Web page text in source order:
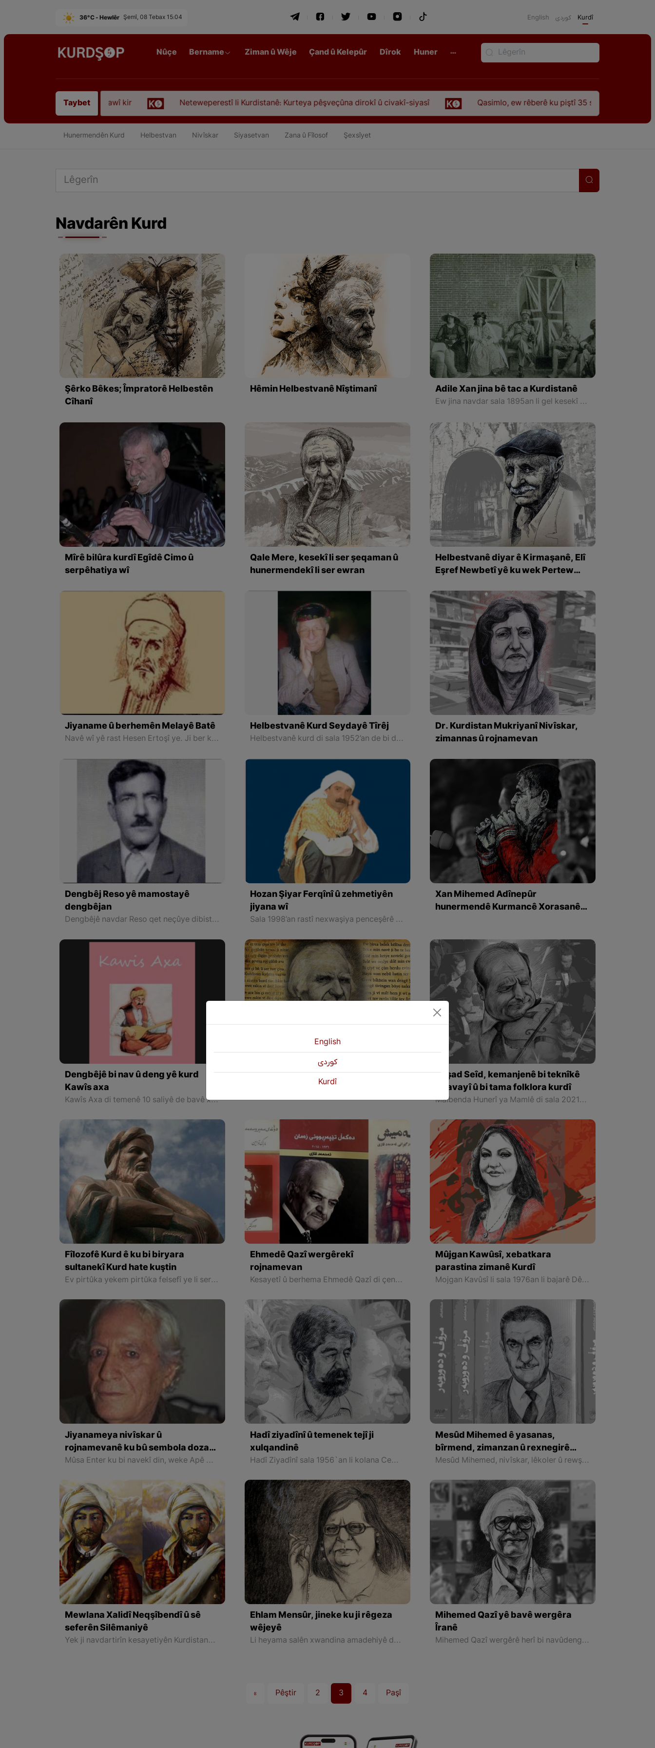
36°C - Hewlêr Şemî, 08 Tebax 15:04 English كوردی Kurdî
Nûçe Bername Ziman û Wêje Çand û Kelepûr Dîrok Huner
Taybet
koça dawî kir Neteweperestî li Kurdistanê: Kurteya pêşveçûna dirokî û civakî-siyasî Qasimlo, ew rêberê ku piştî 35 sal ji şehîdbûna wî hê jî rêbaza
Hunermendên Kurd Helbestvan Nivîskar Siyasetvan Zana û Fîlosof Şexsîyet
Navdarên Kurd
Şêrko Bêkes; Împratorê Helbestên
Cîhanî
Hêmin Helbestvanê Nîştimanî Adile Xan jina bê tac a Kurdistanê
Ew jina navdar sala 1895an li gel kesekî naskirî yê devera Helebcê yê bi navê “Osman” dizewice. Piştî mirina Mehmûd Paşayê Caf serokayetiya eşîra Cafan dikeve stûyê Osman Paşayê Caf û Adîle Xanim jî dibe hevkarê mêrê xwe.
Mîrê bilûra kurdî Egîdê Cimo û
serpêhatiya wî
Qale Mere, kesekî li ser şeqaman û
hunermendekî li ser ewran
Helbestvanê diyar ê Kirmaşanê, Elî
Eşref Newbetî yê ku wek Pertew
Jiyaname û berhemên Melayê Batê
Navê wî yê rast Hesen Ertoşî ye. Ji ber ku di hin helbest û nivîsên xwe nasnavê Melayê Batê bikaraniye her bi wî navî tê nas kirin û bi wî navî tê zanîn.
Helbestvanê Kurd Seydayê Tîrêj
Helbestvanê kurd di sala 1952’an de bi destê hêzên ewlehiya Rejîma Beis a Sûriyê ve tê girtin û dîwanek ji helbestên wî yê bi nav bang jî tê ji nav birin.
Dr. Kurdistan Mukriyanî Nivîskar,
zimannas û rojnamevan
Dengbêj Reso yê mamostayê
dengbêjan
Dengbêjê navdar Reso qet neçûye dibistanê. Di temenê xwe yê ciwanî de li gundê Gopalan û gundên derdor, şivantiyê dike û debara malbata xwe bi wî awayî derbas dike.
Hozan Şiyar Ferqînî û zehmetiyên
jiyana wî
Sala 1998’an rastî nexwaşiya penceşêrê tê. Hozan Şiyar ji ber sedema nexwaşiya xwe ya penceşêrê di 22 Nîsana sala 2001, li paytexta Swêd Stockholmê jiyana xwe ji dest dide û li navçeya Ferqîn a bajarê Amedê ango cihê ku lê ji dayîk dibe, tê veşartin.
Xan Mihemed Adînepûr
hunermendê Kurmancê Xorasanê
Dengbêjê bi nav û deng yê kurd
Kawîs axa
Kawîs Axa di temenê 10 saliyê de bavê xwe winda dike, ango bavê wî koça dawî dike. Herwaha wê demê birayekî Kawîs Axa yê biçûk yê binavê Kino jî hebû ye. Kawîs Axa mirovekî tat bûye.
Cîgerxwîn, helbestvanê tejî li
xemên Kurdistanê
Dilşad Seîd, kemanjenê bi teknîkê
rojavayî û bi tama folklora kurdî
Malbenda Hunerî ya Mamlê di sala 2021an xelata xwe ya taybet pêşkêşî hunermend Dilşad Seîd kir û rêzek taybet jê girt.
Fîlozofê Kurd ê ku bi biryara
sultanekî Kurd hate kuştin
Ev pirtûka yekem pirtûka felsefî ye li seranserê cîhana Îslamî de, ku derbarê Îşraq de nivîsiye û li hember fîlozofên klasîk û stûnên felsefeyên cîhanê yên weke Efsaneya Arîsto û Eflatûn de sekiniye.
Ehmedê Qazî wergêrekî
rojnamevan
Kesayetî û berhema Ehmedê Qazî di çend aliyan de cihê baldanê bû; Ya yekem wekî rojnamevanek ku baştirîn demên temenê wî di kovara Sirûdê de, mîna sernivîser derbas kiriye û helbet di vî warî de jî ya ku destê wî hat encam da û bi qasî destkeftên wî bo civaka Kurdewarî hebûn ku bixwe behra wê neçiniye.
Mûjgan Kawûsî, xebatkara
parastina zimanê Kurdî
Mojgan Kavûsî li sala 1976an li bajarê Dêzfûla girêday parêzgeha Xuzistanê li başûrê rojavayê Îranê ji dayîk bûye.
Jiyanameya nivîskar û
rojnamevanê ku bû sembola doza
Kurd Mûsa Enter
Mûsa Enter ku bi navekî din, weke Apê Mûsa tê nas kirin, her di temenekî biçûk de bavê xwe winda dike û ji aliyê dayîka xwe Fesla Enter ve tê mezin kirin. Dayîka Fesla di salên 1930-1940’an de li Bakurê Kurdistanê yekemîn muxtara jin bûye.
Hadî ziyadînî û temenek tejî ji
xulqandinê
Hadî Ziyadînî sala 1956`an li kolana Cewerava ya girêdayî bajarê Sinê ji dayîk bûye. Li sala 1977`an çûye Fakulteya Hunera Ciwaniyê li zanîngeha Tehranê û di bin çavdêriya yekem mamostayê xwe, yanî “Hanîbal El_Xas” ê hunermendê Aşûrî, li gel kûrahiya nirxê nexşeyan nasyarî peyda kiriye. Ji vê demê û vir ve ew yek ji çalak tirîn wênekêş û peykersazan li asta welatê Îranê de ye.
Mesûd Mihemed ê yasanas,
bîrmend, zimanzan û rexnegirê
navdarê kurd
Mesûd Mihemed, nivîskar, lêkoler û rewşenbîrê Kurd e û li sala 1919`an li bajarê Koyê di malbatek olî de ji dayîk bûye.
Mewlana Xalidî Neqşîbendî û sê
seferên Silêmaniyê
Yek ji navdartirîn kesayetiyên Kurdistanê di van dused salên borî de kesayetiya olî û edîb Mewlana Xalid Neqşbendî ye. Mewlana Xalid Neqşîbendî li gelek welatên din ên wekî Iraq, Sûriye, Tirkiye, Pakistan, Afganîstan, Hindistan, Erebîstana Siûdî, Oman û hwd tê naskirin û alîgirên wî hene.
Ehlam Mensûr, jineke ku ji rêgeza
wêjeyê
Li heyama salên xwandina amadehiyê de, di gel “Leyla Qasim” dibin heval û bi hev re çalakiyên dibistanê birêve dibin. Piştre di sala 1970`an de li beşa Zimanê Kurdî ya zanîngeha Bexdayê tê wergirtin û hevala wê jî yanî Leyla Qaism li beşa Civaknasî de tê wergirtin.
Mihemed Qazî yê bavê wergêra
Îranê
Mihemed Qazî wergêrê herî bi navûdeng ê Îranê bû. Li 12`ê Gelawêja sala 1292 (1913)`an Zayînî li bajarê Mehabad a li Rojhilatê Kurdistanê ji dayîk bibû.
« Pêştir 2 3 4 Paşî
English
كوردی
Kurdî